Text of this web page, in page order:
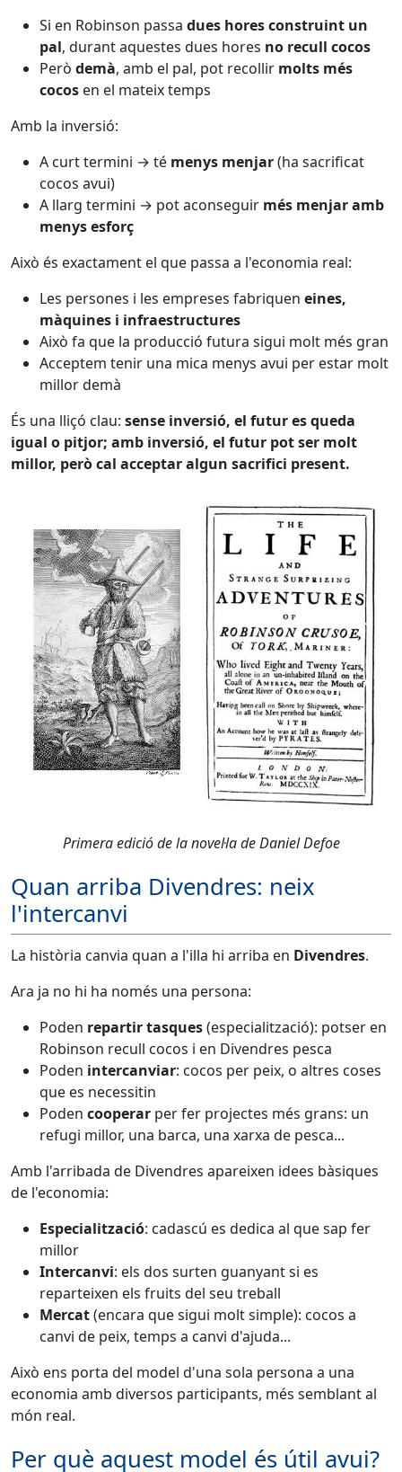
Si en Robinson passa dues hores construint un
pal, durant aquestes dues hores no recull cocos
Però demà, amb el pal, pot recollir molts més
cocos en el mateix temps
Amb la inversió:
A curt termini → té menys menjar(ha sacrificat
cocos avui)
A llarg termini → pot aconseguir més menjar amb
menys esforç
Això és exactament el que passa a l'economia real:
Les persones i les empreses fabriquen eines,
màquines i infraestructures
Això fa que la producció futura sigui molt més gran
Acceptem tenir una mica menys avui per estar molt
millor demà
És una lliçó clau: sense inversió, el futur es queda
igual o pitjor; amb inversió, el futur pot ser molt
millor, però cal acceptar algun sacrifici present.
Primera edició de la novel·la de Daniel Defoe
Quan arriba Divendres: neix
l'intercanvi
La història canvia quan a l'illa hi arriba en Divendres.
Ara ja no hi ha només una persona:
Poden repartir tasques(especialització): potser en
Robinson recull cocos i en Divendres pesca
Poden intercanviar: cocos per peix, o altres coses
que es necessitin
Poden cooperar per fer projectes més grans: un
refugi millor, una barca, una xarxa de pesca...
Amb l'arribada de Divendres apareixen idees bàsiques
de l'economia:
Especialització: cadascú es dedica al que sap fer
millor
Intercanvi: els dos surten guanyant si es
reparteixen els fruits del seu treball
Mercat(encara que sigui molt simple): cocos a
canvi de peix, temps a canvi d'ajuda...
Això ens porta del model d'una sola persona a una
economia amb diversos participants, més semblant al
món real.
Per què aquest model és útil avui?